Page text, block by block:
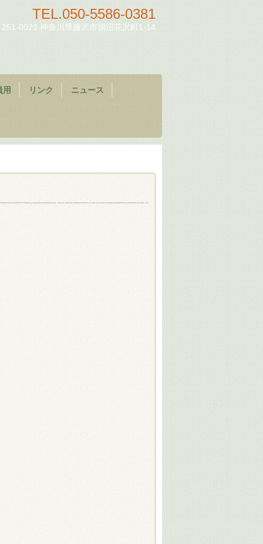
TEL.050-5586-0381
251-0023 神奈川県藤沢市鵠沼花沢町1-14
用 リンク ニュース